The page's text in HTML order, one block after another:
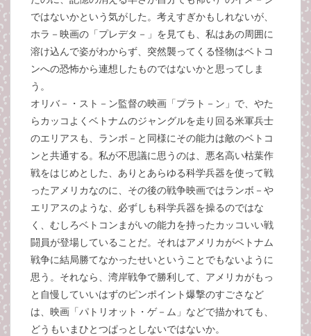
ではないかという気がした。考えすぎかもしれないが、
ホラ－映画の「プレデタ－」を見ても、私はあの周囲に
溶け込んで姿がわからず、突然襲ってくる怪物はベトコ
ンへの恐怖から連想したものではないかと思ってしま
う。
オリバ－・スト－ン監督の映画「プラト－ン」で、やた
らカッコよくベトナムのジャングルを走り回る米軍兵士
のエリアスも、ランボ－と同様にその能力は敵のベトコ
ンと共通する。私が不思議に思うのは、悪名高い枯葉作
戦をはじめとした、ありとあらゆる科学兵器を使って戦
ったアメリカなのに、その後の戦争映画ではランボ－や
エリアスのような、必ずしも科学兵器を操るのではな
く、むしろベトコンまがいの能力を持ったカッコいい戦
闘員が登場していることだ。それはアメリカがベトナム
戦争に結局勝てなかったせいということでもないように
思う。それなら、湾岸戦争で勝利して、アメリカがもっ
と自慢していいはずのピンポイント爆撃のすごさなど
は、映画「パトリオット・ゲ－ム」などで描かれても、
どうもいまひとつぱっとしないではないか。